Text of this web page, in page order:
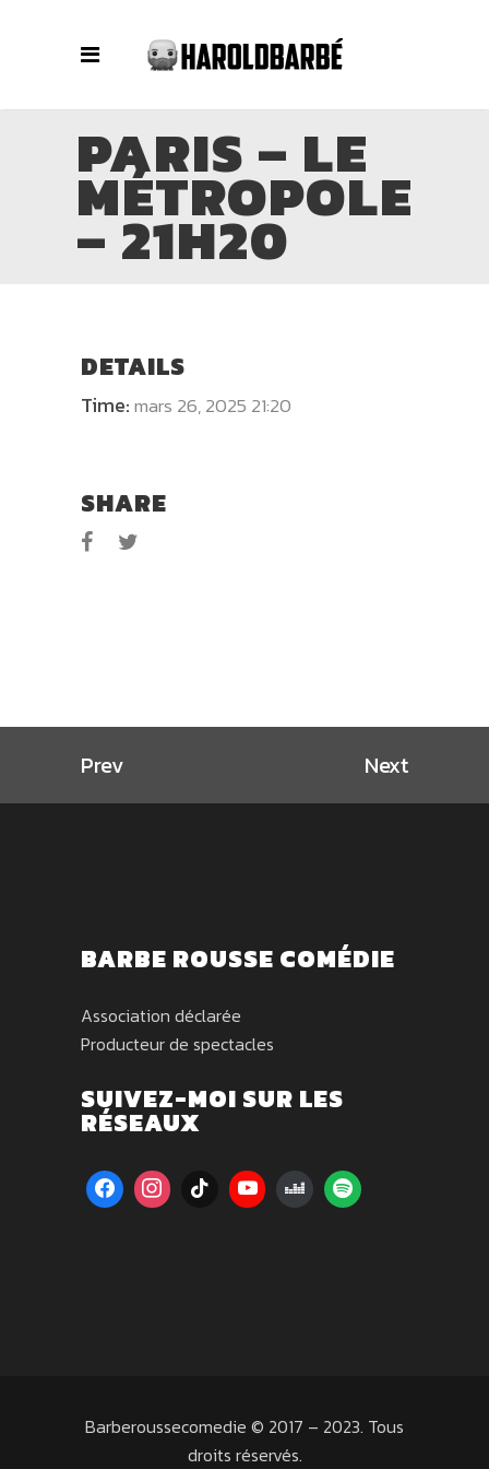
PARIS – LE
MÉTROPOLE
– 21H20
DETAILS
Time:mars 26, 2025 21:20
SHARE
Prev Next
BARBE ROUSSE COMÉDIE
Association déclarée
Producteur de spectacles
SUIVEZ-MOI SUR LES
RÉSEAUX
Barberoussecomedie © 2017 – 2023. Tous
droits réservés.